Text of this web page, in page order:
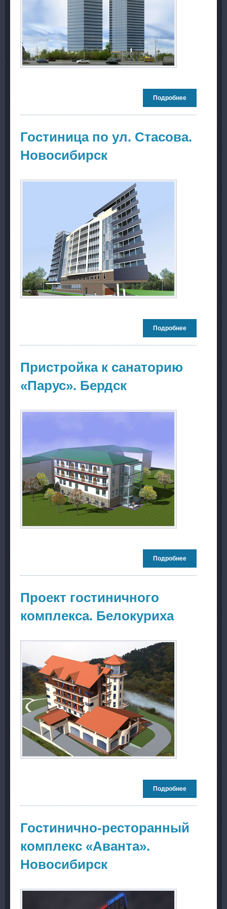
Подробнее
центр Sky
Новосибирск
Гостиница по ул. Стасова.
Новосибирск
Подробнее
по ул.
Стасова.
Пристройка к санаторию
«Парус». Бердск
Подробнее
к санаторию
«Парус».
Проект гостиничного
комплекса. Белокуриха
Подробнее
гостиничного
комплекса.
Гостинично-ресторанный
комплекс «Аванта».
Новосибирск